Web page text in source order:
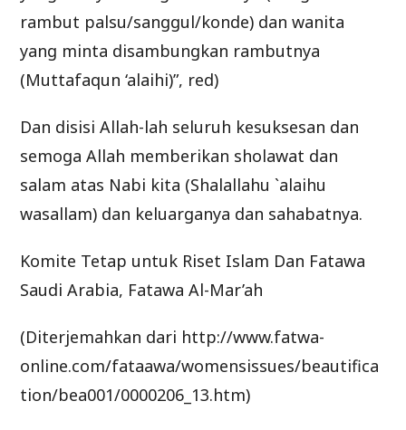
rambut palsu/sanggul/konde) dan wanita
yang minta disambungkan rambutnya
(Muttafaqun ‘alaihi)”, red)
Dan disisi Allah-lah seluruh kesuksesan dan
semoga Allah memberikan sholawat dan
salam atas Nabi kita (Shalallahu `alaihu
wasallam) dan keluarganya dan sahabatnya.
Komite Tetap untuk Riset Islam Dan Fatawa
Saudi Arabia, Fatawa Al-Mar’ah
(Diterjemahkan dari http://www.fatwa-
online.com/fataawa/womensissues/beautifica
tion/bea001/0000206_13.htm)